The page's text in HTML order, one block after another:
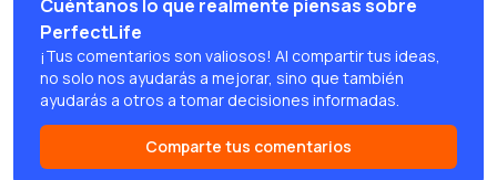
Cuéntanos lo que realmente piensas sobre
PerfectLife
¡Tus comentarios son valiosos! Al compartir tus ideas,
no solo nos ayudarás a mejorar, sino que también
ayudarás a otros a tomar decisiones informadas.
Comparte tus comentarios